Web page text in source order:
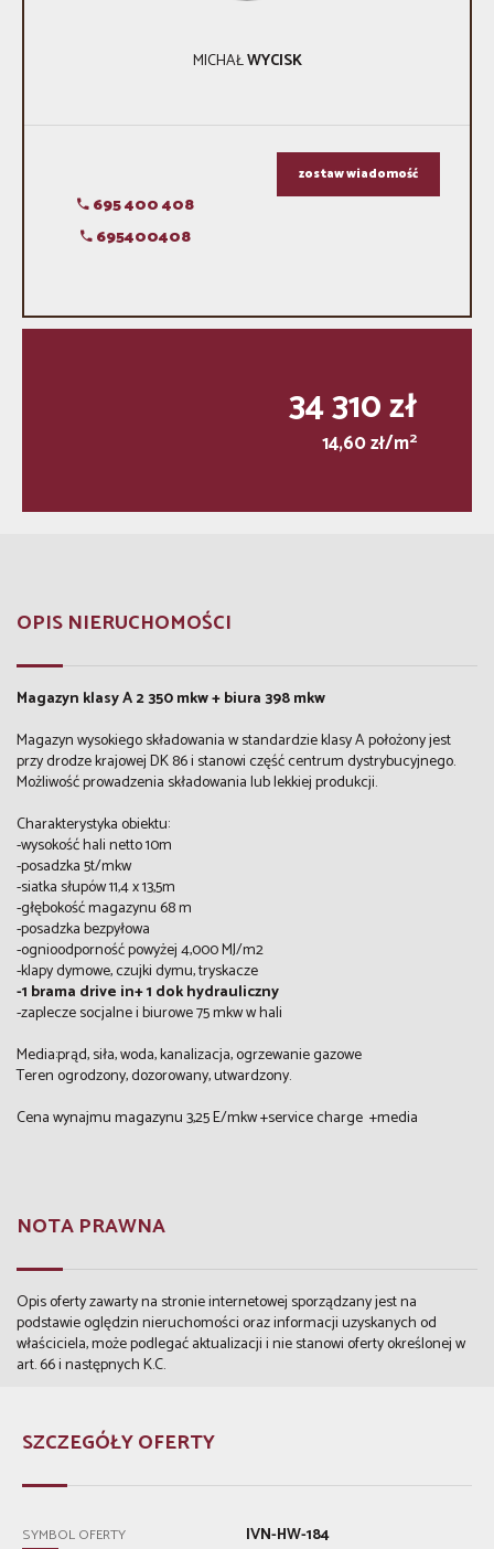
MICHAŁWYCISK
695 400 408
695400408
zostaw wiadomość
34 310 zł
14,60 zł/m2
OPIS NIERUCHOMOŚCI
Magazyn klasy A 2 350 mkw + biura 398 mkw
Magazyn wysokiego składowania w standardzie klasy A położony jest
przy drodze krajowej DK 86 i stanowi część centrum dystrybucyjnego.
Możliwość prowadzenia składowania lub lekkiej produkcji.
Charakterystyka obiektu:
-wysokość hali netto 10m
-posadzka 5t/mkw
-siatka słupów 11,4 x 13,5m
-głębokość magazynu 68 m
-posadzka bezpyłowa
-ognioodporność powyżej 4,000 MJ/m2
-klapy dymowe, czujki dymu, tryskacze
-1 brama drive in+ 1 dok hydrauliczny
-zaplecze socjalne i biurowe 75 mkw w hali
Media:prąd, siła, woda, kanalizacja, ogrzewanie gazowe
Teren ogrodzony, dozorowany, utwardzony.
Cena wynajmu magazynu 3,25 E/mkw +service charge +media
NOTA PRAWNA
Opis oferty zawarty na stronie internetowej sporządzany jest na
podstawie oględzin nieruchomości oraz informacji uzyskanych od
właściciela, może podlegać aktualizacji i nie stanowi oferty określonej w
art. 66 i następnych K.C.
SZCZEGÓŁY OFERTY
SYMBOL OFERTY IVN-HW-184